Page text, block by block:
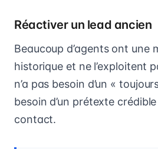
Réactiver un lead ancien
Beaucoup d’agents ont une
historique et ne l’exploitent
n’a pas besoin d’un «
besoin d’un prétexte
contact.